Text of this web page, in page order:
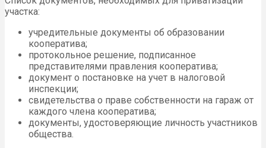
участка:
учредительные документы об образовании
кооператива;
протокольное решение, подписанное
представителями правления кооператива;
документ о постановке на учет в налоговой
инспекции;
свидетельства о праве собственности на гараж от
каждого члена кооператива;
документы, удостоверяющие личность участников
общества.